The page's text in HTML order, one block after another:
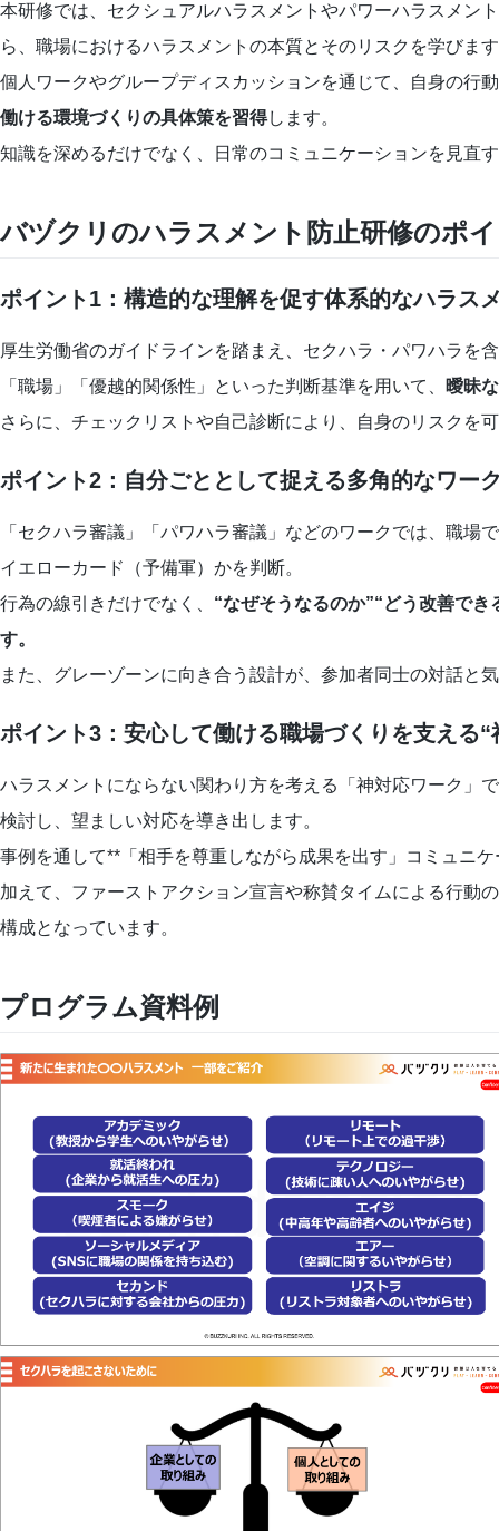
本研修では、セクシュアルハラスメントやパワーハラスメン
ら、職場におけるハラスメントの本質とそのリスクを学びま
個人ワークやグループディスカッションを通じて、自身の行
働ける環境づくりの具体策を習得します。
知識を深めるだけでなく、日常のコミュニケーションを見直
バヅクリのハラスメント防止研修のポ
ポイント1：構造的な理解を促す体系的なハラス
厚生労働省のガイドラインを踏まえ、セクハラ・パワハラを
「職場」「優越的関係性」といった判断基準を用いて、
曖昧
さらに、チェックリストや自己診断により、自身のリスクを
ポイント2：自分ごととして捉える多角的なワー
「セクハラ審議」「パワハラ審議」などのワークでは、職
イエローカード（予備軍）かを判断。
行為の線引きだけでなく、 “なぜそうなるのか”“どう改善で
す。
また、グレーゾーンに向き合う設計が、参加者同士の対話と
ポイント3：安心して働ける職場づくりを支える“
ハラスメントにならない関わり方を考える「神対応ワーク」
検討し、望ましい対応を導き出します。
事例を通して**「相手を尊重しながら成果を出す」コミュニ
加えて、ファーストアクション宣言や称賛タイムによる行動
構成となっています。
プログラム資料例